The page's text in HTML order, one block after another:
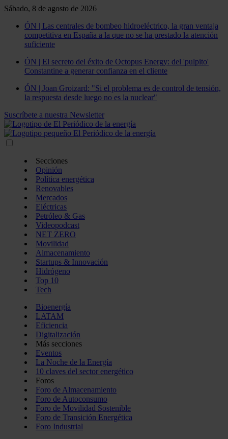
Sábado, 8 de agosto de 2026
ÓN | Las centrales de bombeo hidroeléctrico, la gran ventaja
competitiva en España a la que no se ha prestado la atención
suficiente
ÓN | El secreto del éxito de Octopus Energy: del 'pulpito'
Constantine a generar confianza en el cliente
ÓN | Joan Groizard: "Si el problema es de control de tensión,
la respuesta desde luego no es la nuclear"
Suscríbete a nuestra Newsletter
Secciones
Opinión
Política energética
Renovables
Mercados
Eléctricas
Petróleo & Gas
Videopodcast
NET ZERO
Movilidad
Almacenamiento
Startups & Innovación
Hidrógeno
Top 10
Tech
Bioenergía
LATAM
Eficiencia
Digitalización
Más secciones
Eventos
La Noche de la Energía
10 claves del sector energético
Foros
Foro de Almacenamiento
Foro de Autoconsumo
Foro de Movilidad Sostenible
Foro de Transición Energética
Foro Industrial